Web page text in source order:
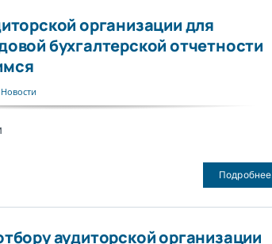
организации для
бухгалтерской отчетности
Новости
аудиторской организации